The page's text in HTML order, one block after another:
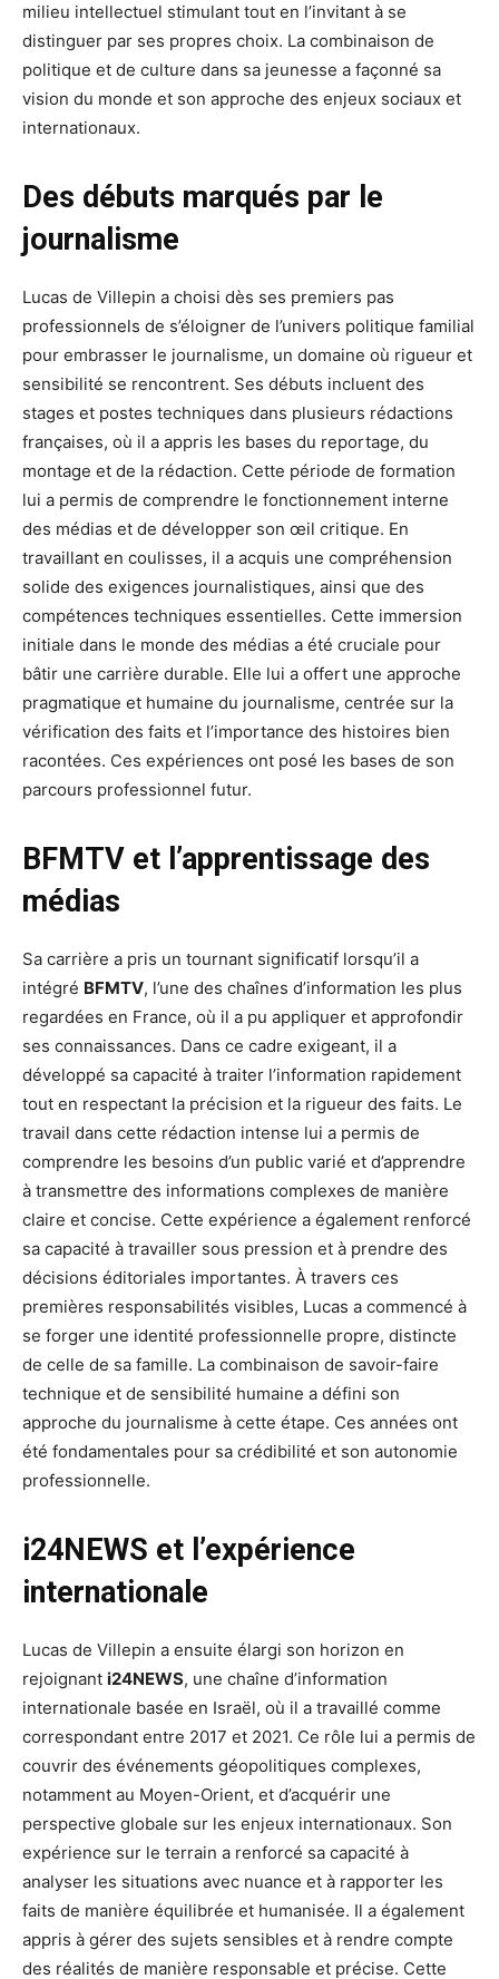
milieu intellectuel stimulant tout en l’invitant à se
distinguer par ses propres choix. La combinaison de
politique et de culture dans sa jeunesse a façonné sa
vision du monde et son approche des enjeux sociaux et
internationaux.
Des débuts marqués par le
journalisme
Lucas de Villepin a choisi dès ses premiers pas
professionnels de s’éloigner de l’univers politique familial
pour embrasser le journalisme, un domaine où rigueur et
sensibilité se rencontrent. Ses débuts incluent des
stages et postes techniques dans plusieurs rédactions
françaises, où il a appris les bases du reportage, du
montage et de la rédaction. Cette période de formation
lui a permis de comprendre le fonctionnement interne
des médias et de développer son œil critique. En
travaillant en coulisses, il a acquis une compréhension
solide des exigences journalistiques, ainsi que des
compétences techniques essentielles. Cette immersion
initiale dans le monde des médias a été cruciale pour
bâtir une carrière durable. Elle lui a offert une approche
pragmatique et humaine du journalisme, centrée sur la
vérification des faits et l’importance des histoires bien
racontées. Ces expériences ont posé les bases de son
parcours professionnel futur.
BFMTV et l’apprentissage des
médias
Sa carrière a pris un tournant significatif lorsqu’il a
intégré BFMTV, l’une des chaînes d’information les plus
regardées en France, où il a pu appliquer et approfondir
ses connaissances. Dans ce cadre exigeant, il a
développé sa capacité à traiter l’information rapidement
tout en respectant la précision et la rigueur des faits. Le
travail dans cette rédaction intense lui a permis de
comprendre les besoins d’un public varié et d’apprendre
à transmettre des informations complexes de manière
claire et concise. Cette expérience a également renforcé
sa capacité à travailler sous pression et à prendre des
décisions éditoriales importantes. À travers ces
premières responsabilités visibles, Lucas a commencé à
se forger une identité professionnelle propre, distincte
de celle de sa famille. La combinaison de savoir-faire
technique et de sensibilité humaine a défini son
approche du journalisme à cette étape. Ces années ont
été fondamentales pour sa crédibilité et son autonomie
professionnelle.
i24NEWS et l’expérience
internationale
Lucas de Villepin a ensuite élargi son horizon en
rejoignant i24NEWS, une chaîne d’information
internationale basée en Israël, où il a travaillé comme
correspondant entre 2017 et 2021. Ce rôle lui a permis de
couvrir des événements géopolitiques complexes,
notamment au Moyen-Orient, et d’acquérir une
perspective globale sur les enjeux internationaux. Son
expérience sur le terrain a renforcé sa capacité à
analyser les situations avec nuance et à rapporter les
faits de manière équilibrée et humanisée. Il a également
appris à gérer des sujets sensibles et à rendre compte
des réalités de manière responsable et précise. Cette